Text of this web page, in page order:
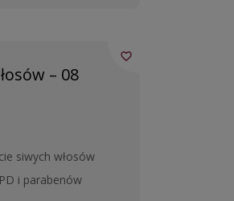
– 08
siwych włosów
i parabenów
favorite_border